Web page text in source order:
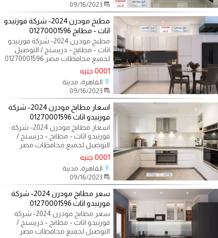
مطبخ مودرن 2024- شركة فورنيدو
اثاث - مطابخ 01270001596
مطبخ مودرن 2024- شركة فورنيدو
اثاث - مطابخ - دريسنج / التوصيل
لجميع محافظات مصر 01270001596
تريدين ان
0001 جنيه
القاهرة، مدينة
اسعار مطابخ مودرن 2024- شركة
فورنيدو اثاث 01270001596
اسعار مطابخ مودرن 2024- شركة
فورنيدو اثاث - مطابخ - دريسنج /
التوصيل لجميع محافظات مصر
01270001596
0001 جنيه
القاهرة، مدينة
سعر مطابخ مودرن 2024- شركة
فورنيدو اثاث 01270001596
سعر مطابخ مودرن 2024- شركة
فورنيدو اثاث - مطابخ - دريسنج /
التوصيل لجميع محافظات مصر